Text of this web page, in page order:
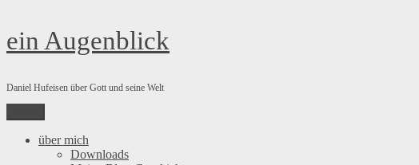
Zum
Inhalt
ein Augenblick
Daniel Hufeisen über Gott und seine Welt
über mich
Downloads